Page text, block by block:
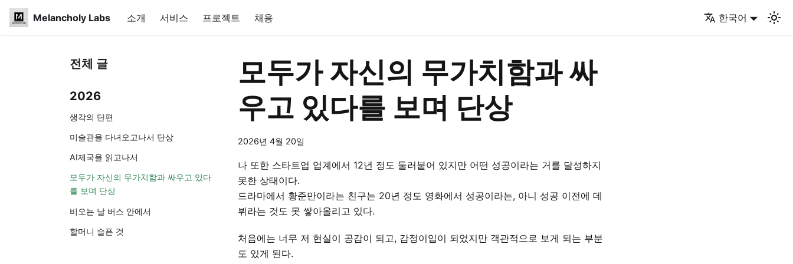
Melancholy Labs 소개 서비스 프로젝트 채용 한국어
전체 글
2026
생각의 단편
미술관을 다녀오고나서 단상
AI제국을 읽고나서
모두가 자신의 무가치함과 싸우고 있다
를 보며 단상
비오는 날 버스 안에서
할머니 슬픈 것
모두가 자신의 무가치함과 싸
우고 있다를 보며 단상
2026년 4월 20일
나 또한 스타트업 업계에서 12년 정도 둘러붙어 있지만 어떤 성공이라는 거를 달성하지
못한 상태이다.
드라마에서 황준만이라는 친구는 20년 정도 영화에서 성공이라는, 아니 성공 이전에 데
뷔라는 것도 못 쌓아올리고 있다.
처음에는 너무 저 현실이 공감이 되고, 감정이입이 되었지만 객관적으로 보게 되는 부분
도 있게 된다.